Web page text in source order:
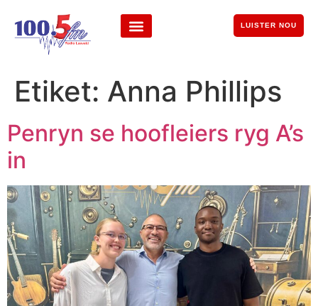
LUISTER NOU
Etiket: Anna Phillips
Penryn se hoofleiers ryg A’s
in